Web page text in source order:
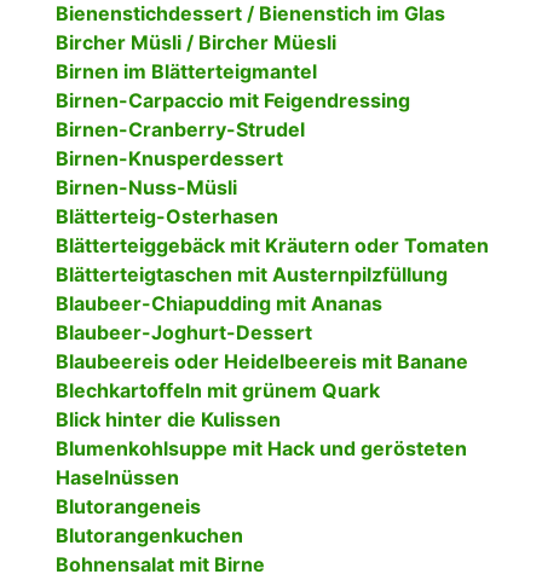
Bienenstichdessert / Bienenstich im Glas
Bircher Müsli / Bircher Müesli
Birnen im Blätterteigmantel
Birnen-Carpaccio mit Feigendressing
Birnen-Cranberry-Strudel
Birnen-Knusperdessert
Birnen-Nuss-Müsli
Blätterteig-Osterhasen
Blätterteiggebäck mit Kräutern oder Tomaten
Blätterteigtaschen mit Austernpilzfüllung
Blaubeer-Chiapudding mit Ananas
Blaubeer-Joghurt-Dessert
Blaubeereis oder Heidelbeereis mit Banane
Blechkartoffeln mit grünem Quark
Blick hinter die Kulissen
Blumenkohlsuppe mit Hack und gerösteten
Haselnüssen
Blutorangeneis
Blutorangenkuchen
Bohnensalat mit Birne